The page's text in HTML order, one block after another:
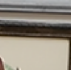
פטירת אור
בתמוז פרשת
קללה לברכה"
לכזה בניין
של 15